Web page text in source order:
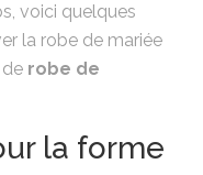
voici quelques
la robe de mariée
robe de
la forme